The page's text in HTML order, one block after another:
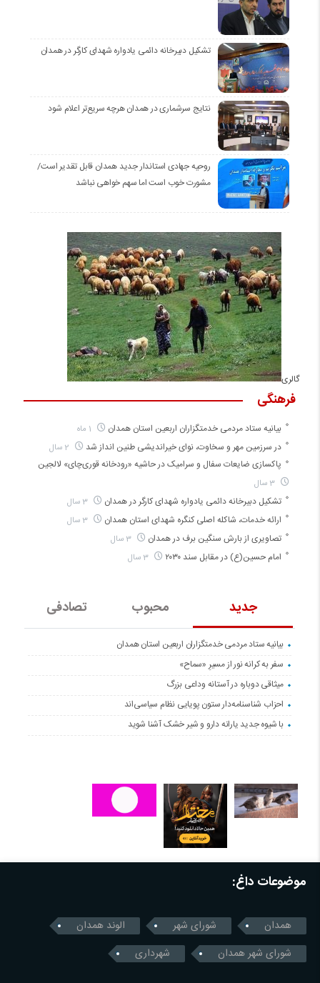
تشکیل دبیرخانه دائمی یادواره شهدای کارگر در همدان
نتایج سرشماری در همدان هرچه سریع‌تر اعلام شود
روحیه جهادی استاندار جدید همدان قابل تقدیر است/
مشورت خوب است اما سهم خواهی نباشد
گالری
جدید محبوب تصادفی
بیانیه ستاد مردمی خدمتگزاران اربعین استان همدان
سفر به کرانه‌ نور از مسیرِ «سماح»
میثاقی دوباره در آستانه‌ وداعی بزرگ
احزاب شناسنامه‌دار ستون پویایی نظام سیاسی‌اند
با شیوه جدید یارانه دارو و شیر خشک آشنا شوید
فرهنگی
بیانیه ستاد مردمی خدمتگزاران اربعین استان همدان
در سرزمین مهر و سخاوت، نوای خیراندیشی طنین انداز شد
پاکسازی ضایعات سفال و سرامیک در حاشیه «رودخانه قوری‌چای» لالجین
3 سال
تشکیل دبیرخانه دائمی یادواره شهدای کارگر در همدان 3 سال
ارائه خدمات، شاکله اصلی کنگره شهدای استان همدان 3 سال
تصاویری از بارش سنگین برف در همدان 3 سال
امام حسین(ع) در مقابل سند ۲۰۳۰ 3 سال
موضوعات داغ:
همدان شورای شهر
الوند همدان
شورای شهر همدان
شهرداری